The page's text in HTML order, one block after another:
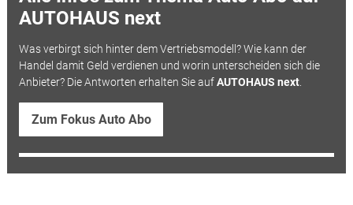
AUTOHAUS next
Was verbirgt sich hinter dem Vertriebsmodell? Wie kann der
Handel damit Geld verdienen und worin unterscheiden sich die
Anbieter? Die Antworten erhalten Sie aufAUTOHAUS next.
Zum Fokus Auto Abo